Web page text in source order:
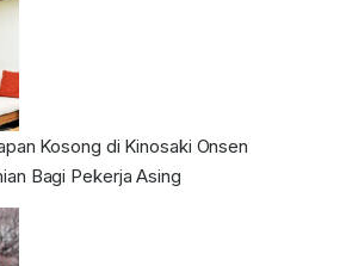
Kosong di Kinosaki Onsen
Bagi Pekerja Asing